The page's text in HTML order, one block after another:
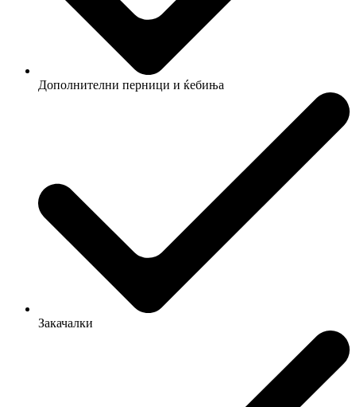
Дополнителни перници и ќебиња
Закачалки